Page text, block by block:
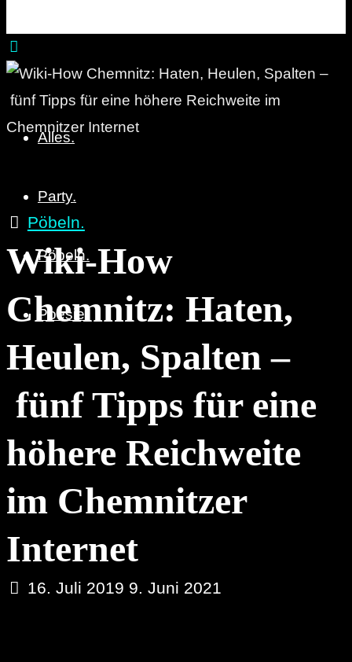
Alles.
Party.
Pöbeln.
Poesie.
Pöbeln.
Wiki-How
Chemnitz: Haten,
Heulen, Spalten –
fünf Tipps für eine
höhere Reichweite
im Chemnitzer
Internet
16. Juli 2019 9. Juni 2021